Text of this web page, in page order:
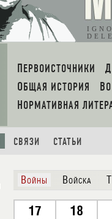
ПЕРВОИСТОЧНИКИ
ОБЩАЯ ИСТОРИЯ
НОРМАТИВНАЯ
СВЯЗИ СТАТЬИ
Войны Войска
17 18